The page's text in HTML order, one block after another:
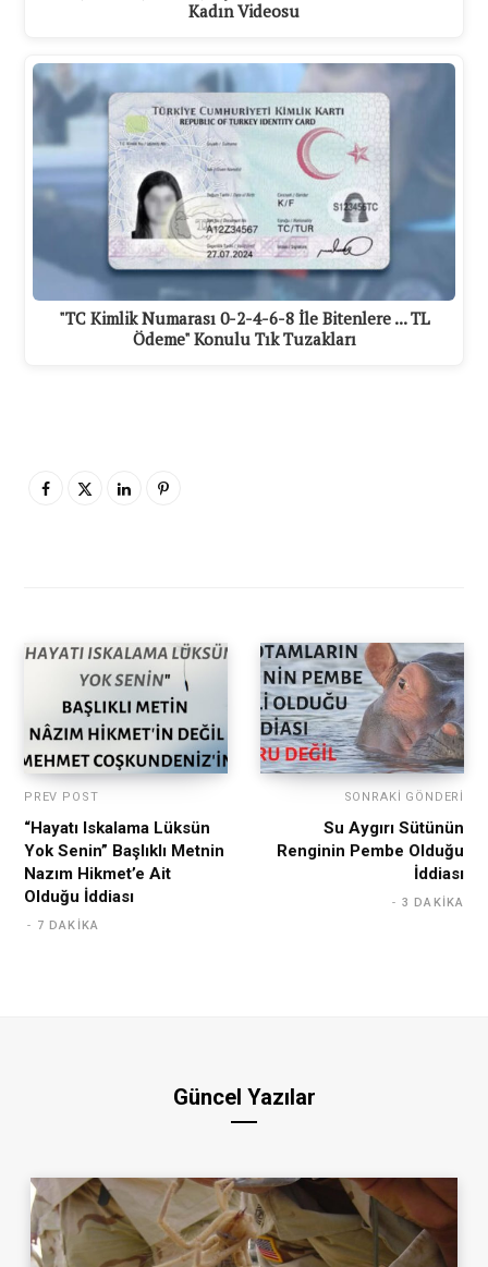
Kadın Videosu
"TC Kimlik Numarası 0-2-4-6-8 İle Bitenlere ... TL
Ödeme" Konulu Tık Tuzakları
PREV POST
“Hayatı Iskalama Lüksün
Yok Senin” Başlıklı Metnin
Nazım Hikmet’e Ait
Olduğu İddiası
7 DAKIKA
SONRAKI GÖNDERI
Su Aygırı Sütünün
Renginin Pembe Olduğu
İddiası
3 DAKIKA
Güncel Yazılar